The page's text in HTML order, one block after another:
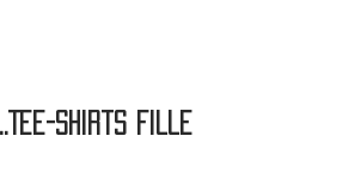
....Tee-shirts Fille